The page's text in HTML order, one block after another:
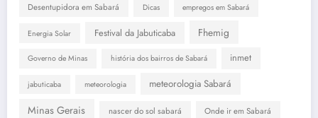
Desentupidora em Sabará Dicas empregos em Sabará
Energia Solar Festival da Jabuticaba Fhemig
Governo de Minas história dos bairros de Sabará inmet
jabuticaba meteorologia meteorologia Sabará
Minas Gerais nascer do sol sabará Onde ir em Sabará